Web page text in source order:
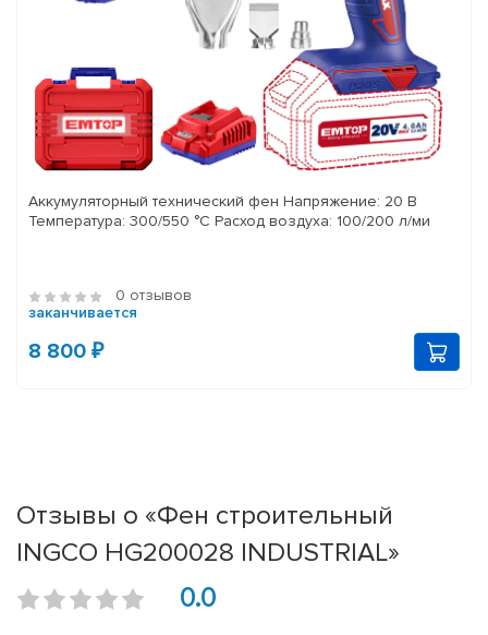
Аккумуляторный технический фен Напряжение: 20 В
Температура: 300/550 °C Расход воздуха: 100/200 л/ми
0 отзывов
заканчивается
8 800 ₽
Отзывы о «Фен строительный
INGCO HG200028 INDUSTRIAL»
0.0